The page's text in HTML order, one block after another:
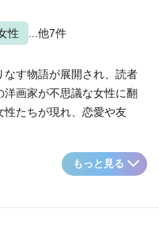
性 ...他7件
す物語が展開され、読者
洋画家が不思議な女性に翻
たちが現れ、恋愛や友
もっと見る